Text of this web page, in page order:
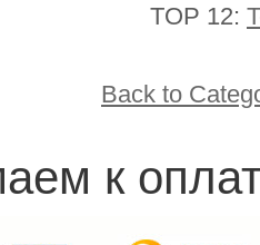
TOP 12:
Back to
к